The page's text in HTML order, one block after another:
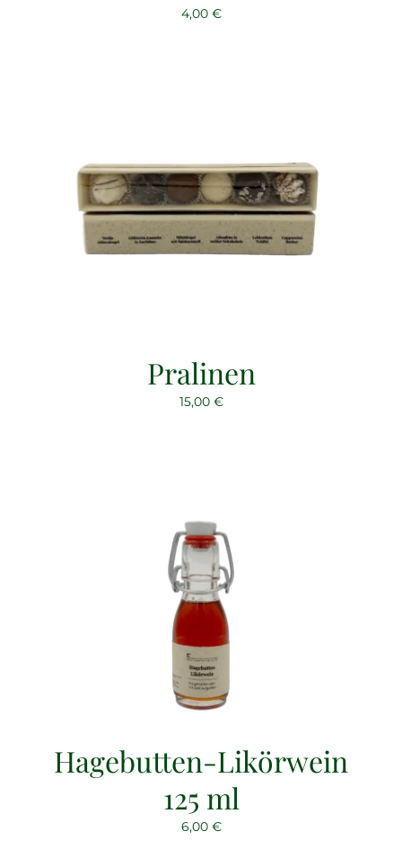
4,00 €
Pralinen
15,00 €
Hagebutten-Likörwein
125 ml
6,00 €